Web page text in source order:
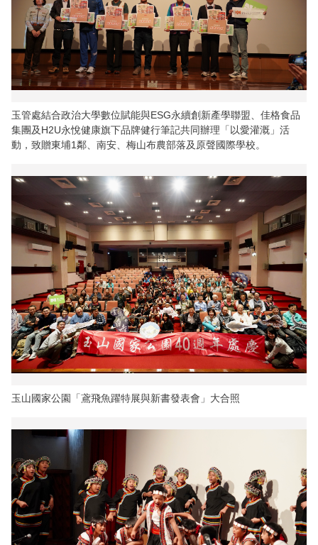
玉管處結合政治大學數位賦能與ESG永續創新產學聯盟、佳格食品
集團及H2U永悅健康旗下品牌健行筆記共同辦理「以愛灌溉」活
動，致贈東埔1鄰、南安、梅山布農部落及原聲國際學校。
玉山國家公園「鳶飛魚躍特展與新書發表會」大合照